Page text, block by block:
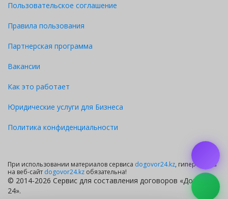
Пользовательское соглашение
Правила пользования
Партнерская программа
Вакансии
Как это работает
Юридические услуги для Бизнеса
Политика конфиденциальности
При использовании материалов сервиса dogovor24.kz, гиперссылка
на веб-сайт dogovor24.kz обязательна!
© 2014-2026 Сервис для составления договоров «Договор
24».